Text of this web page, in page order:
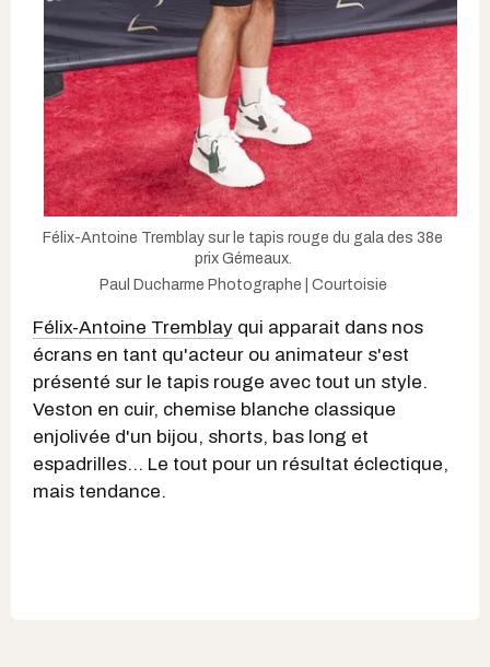
Félix-Antoine Tremblay sur le tapis rouge du gala des 38e
prix Gémeaux.
Paul Ducharme Photographe | Courtoisie
Félix-Antoine Tremblay qui apparait dans nos
écrans en tant qu'acteur ou animateur s'est
présenté sur le tapis rouge avec tout un style.
Veston en cuir, chemise blanche classique
enjolivée d'un bijou, shorts, bas long et
espadrilles... Le tout pour un résultat éclectique,
mais tendance.